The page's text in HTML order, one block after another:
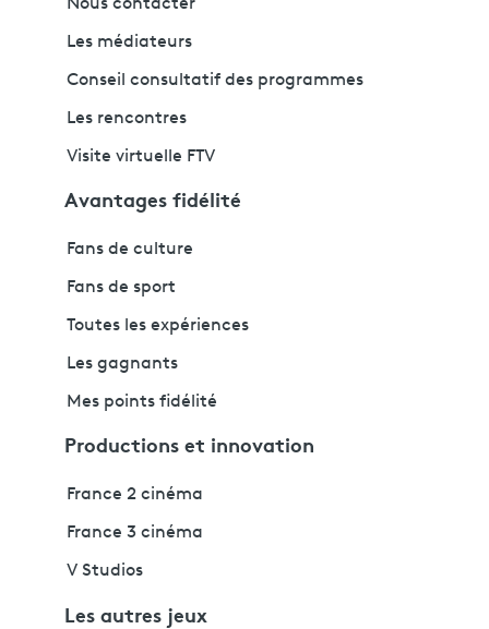
Nous contacter
Les médiateurs
Conseil consultatif des programmes
Les rencontres
Visite virtuelle FTV
Avantages fidélité
Fans de culture
Fans de sport
Toutes les expériences
Les gagnants
Mes points fidélité
Productions et innovation
France 2 cinéma
France 3 cinéma
V Studios
Les autres jeux